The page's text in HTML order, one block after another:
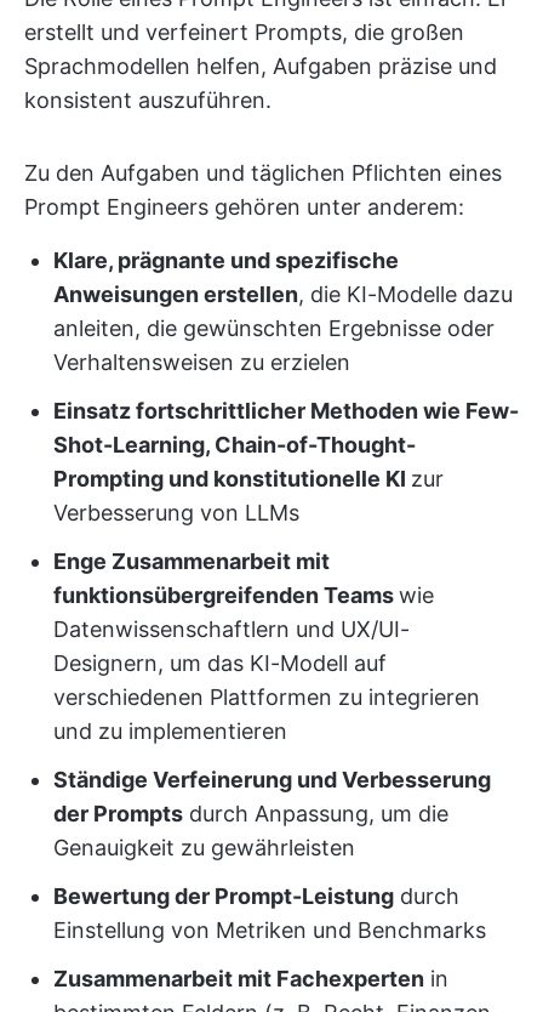
erstellt und verfeinert Prompts, die großen
Sprachmodellen helfen, Aufgaben präzise und
konsistent auszuführen.
Zu den Aufgaben und täglichen Pflichten eines
Prompt Engineers gehören unter anderem:
Klare, prägnante und spezifische
Anweisungen erstellen, die KI-Modelle dazu
anleiten, die gewünschten Ergebnisse oder
Verhaltensweisen zu erzielen
Einsatz fortschrittlicher Methoden wie Few-
Shot-Learning, Chain-of-Thought-
Prompting und konstitutionelle KI zur
Verbesserung von LLMs
Enge Zusammenarbeit mit
funktionsübergreifenden Teamswie
Datenwissenschaftlern und UX/UI-
Designern, um das KI-Modell auf
verschiedenen Plattformen zu integrieren
und zu implementieren
Ständige Verfeinerung und Verbesserung
der Prompts durch Anpassung, um die
Genauigkeit zu gewährleisten
Bewertung der Prompt-Leistung durch
Einstellung von Metriken und Benchmarks
Zusammenarbeit mit Fachexperten in